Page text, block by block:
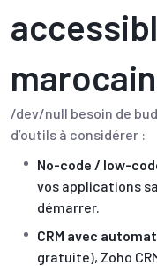
/dev/null besoin de
d’outils à considérer :
No-code / low-
vos applications
démarrer.
CRM avec
gratuite), Zoho